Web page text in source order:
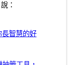
說：
長智慧的好